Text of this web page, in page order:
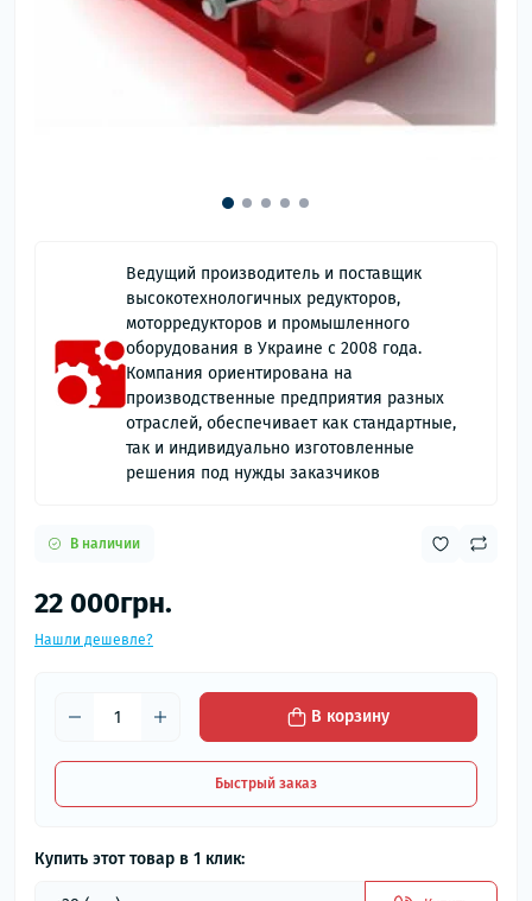
Ведущий производитель и поставщик
высокотехнологичных редукторов,
моторредукторов и промышленного
оборудования в Украине с 2008 года.
Компания ориентирована на
производственные предприятия разных
отраслей, обеспечивает как стандартные,
так и индивидуально изготовленные
решения под нужды заказчиков
В наличии
22 000грн.
Нашли дешевле?
В корзину
Быстрый заказ
Купить этот товар в 1 клик: